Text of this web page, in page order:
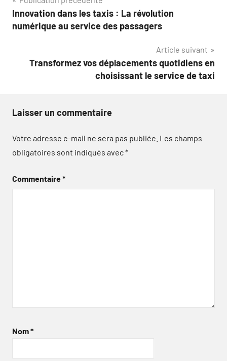
de
Innovation dans les taxis : La révolution
numérique au service des passagers
Article suivant
Transformez vos déplacements quotidiens en
choisissant le service de taxi
Laisser un commentaire
Votre adresse e-mail ne sera pas publiée. Les champs
obligatoires sont indiqués avec*
Commentaire*
Nom*